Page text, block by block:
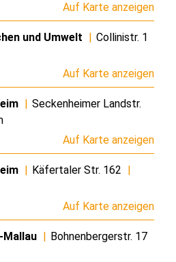
Auf Karte anzeigen
und Umwelt
Collinistr. 1
Auf Karte anzeigen
Seckenheimer Landstr.
Auf Karte anzeigen
Käfertaler Str. 162
Auf Karte anzeigen
Mallau
Bohnenbergerstr. 17